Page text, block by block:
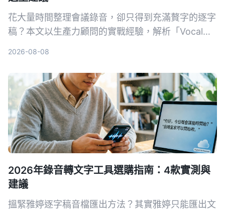
花大量時間整理會議錄音，卻只得到充滿贅字的逐字
稿？本文以生產力顧問的實戰經驗，解析「Vocal
議、學習、創作等實際場景，找到真正能提升效率的
錄音整理工作流程。
2026-08-08
2026年錄音轉文字工具選購指南：4款實測與
建議
搵緊雅婷逐字稿音檔匯出方法？其實雅婷只能匯出文